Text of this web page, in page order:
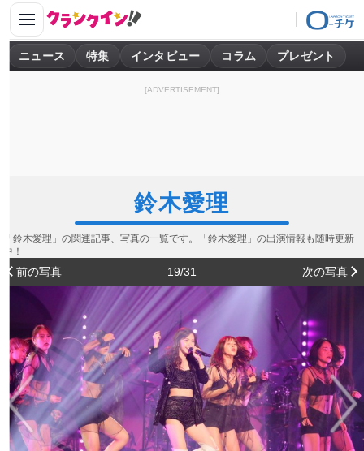
ニュース 特集 インタビュー コラム プレゼント
[ADVERTISEMENT]
鈴木愛理
「鈴木愛理」の関連記事、写真の一覧です。「鈴木愛理」の出演情報も随時更新
中！
前の写真 19/31 次の写真